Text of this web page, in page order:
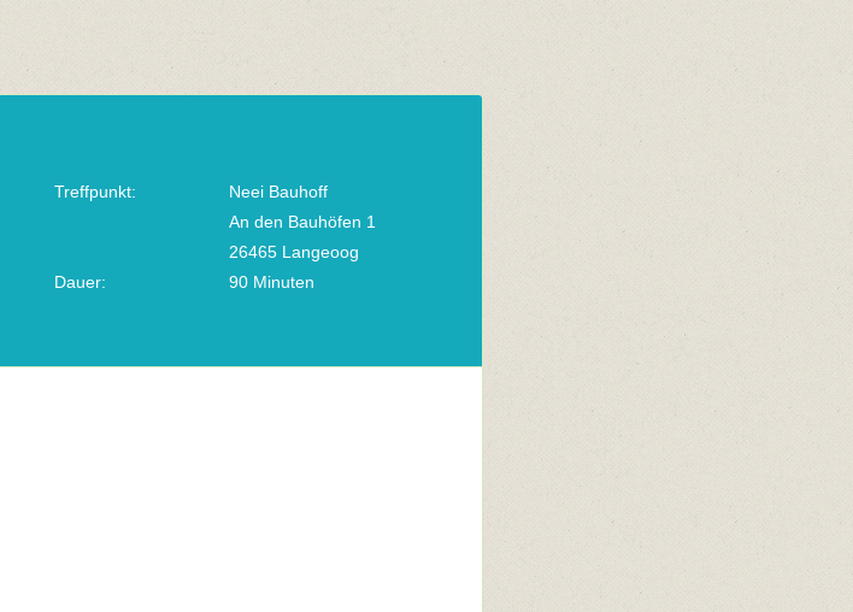
Treffpunkt:
Neei Bauhoff
An den Bauhöfen 1
26465 Langeoog
Dauer: 90 Minuten